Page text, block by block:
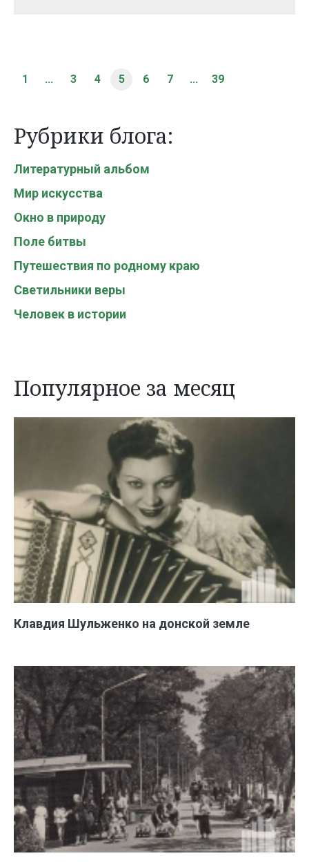
1 ... 3 4 5 6 7 ... 39
Рубрики блога:
Литературный альбом
Мир искусства
Окно в природу
Поле битвы
Путешествия по родному краю
Светильники веры
Человек в истории
Популярное за месяц
Клавдия Шульженко на донской земле